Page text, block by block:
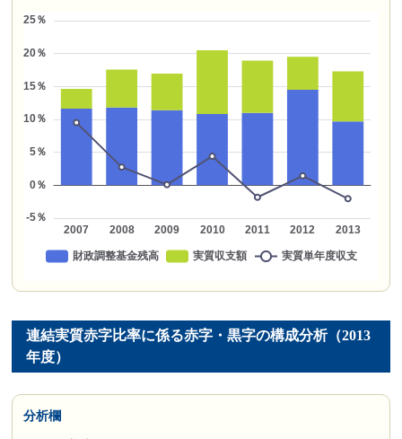
連結実質赤字比率に係る赤字・黒字の構成分析（2013
年度）
分析欄